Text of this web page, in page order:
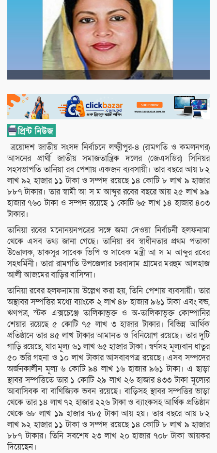
ত্রয়োদশ জাতীয় সংসদ নির্বাচনে লক্ষ্মীপুর-৪ (রামগতি ও কমলনগর)
আসনের প্রার্থী জাতীয় সমাজতান্ত্রিক দলের (জেএসডির) সিনিয়র
সহসভাপতি তানিয়া রব পেশায় একজন ব্যবসায়ী। তার বছরে আয় ৮২
লাখ ৯২ হাজার ১১ টাকা ও সম্পদ রয়েছে ১৪ কোটি ৮ লাখ ৯ হাজার
৮৮৭ টাকার। তার স্বামী আ স ম আব্দুর রবের বছরে আয় ২৫ লাখ ৯৯
হাজার ৭৬০ টাকা ও সম্পদ রয়েছে ১ কোটি ৬৫ লাখ ১৪ হাজার ৪০৩
টাকার।
তানিয়া রবের মনোনয়নপত্রের সঙ্গে জমা দেওয়া নির্বাচনী হলফনামা
থেকে এসব তথ্য জানা গেছে। তানিয়া রব স্বাধীনতার প্রথম পতাকা
উত্তোলক, ডাকসুর সাবেক ভিপি ও সাবেক মন্ত্রী আ স ম আব্দুর রবের
সহধর্মিনী। তারা রামগতি উপজেলার চরবাদাম গ্রামের মরহুম আলহাজ
আলী আজমের বাড়ির বাসিন্দা।
তানিয়া রবের হলফনামায় উল্লেখ করা হয়, তিনি পেশায় ব্যবসায়ী। তার
অস্থাবর সম্পত্তির মধ্যে ব্যাংকে ২ লাখ ৪৮ হাজার ৯৬১ টাকা এবং বন্ড,
ঋণপত্র, স্টক এক্সচেঞ্জে তালিকাভুক্ত ও অ-তালিকাভুক্ত কোম্পানির
শেয়ার রয়েছে ৫ কোটি ৭৫ লাখ ৩ হাজার টাকার। বিভিন্ন আর্থিক
প্রতিষ্ঠানে তার ৪৫ লাখ টাকার আমানত ও বিনিয়োগ রয়েছে। তার দুটি
গাড়ি রয়েছে, যার মূল্য ৬১ লাখ ৬৫ হাজার টাকা। স্বর্ণসহ মূল্যবান ধাতুর
৫০ ভরি গহনা ও ১০ লাখ টাকার আসবাবপত্র রয়েছে। এসব সম্পদের
অর্জনকালীন মূল্য ৬ কোটি ৯৪ লাখ ১৬ হাজার ৯৬১ টাকা। এ ছাড়া
স্থাবর সম্পত্তিতে তার ১ কোটি ২৯ লাখ ২৬ হাজার ৪৩৩ টাকা মূল্যের
আবাসিবক বা বাণিজ্যিক ভবন রয়েছে। বাড়িসহ স্থাবর সম্পত্তির ভাড়া
থেকে তার ১৪ লাখ ৭২ হাজার ২২৬ টাকা ও ব্যাংকসহ আর্থিক প্রতিষ্ঠান
থেকে ৬৮ লাখ ১৯ হাজার ৭৮৫ টাকা আয় হয়। তার বছরে আয় ৮২
লাখ ৯২ হাজার ১১ টাকা ও সম্পদ রয়েছে ১৪ কোটি ৮ লাখ ৯ হাজার
৮৮৭ টাকার। তিনি সবশেষ ২৩ লাখ ২০ হাজার ৭০৮ টাকা আয়কর
দিয়েছেন।